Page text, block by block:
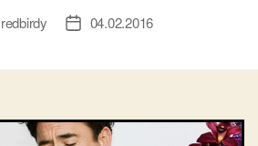
redbirdy
Дата04.02.2016